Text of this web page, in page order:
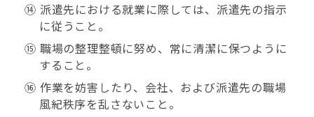
⑭ 派遣先における就業に際しては、派遣先の指示
に従うこと。
⑮ 職場の整理整頓に努め、常に清潔に保つように
すること。
⑯ 作業を妨害したり、会社、および派遣先の職場
風紀秩序を乱さないこと。